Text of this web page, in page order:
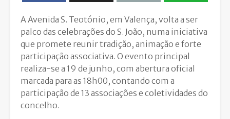
A Avenida S. Teotónio, em Valença, volta a ser
palco das celebrações do S. João, numa iniciativa
que promete reunir tradição, animação e forte
participação associativa. O evento principal
realiza-se a 19 de junho, com abertura oficial
marcada para as 18h00, contando com a
participação de 13 associações e coletividades do
concelho.